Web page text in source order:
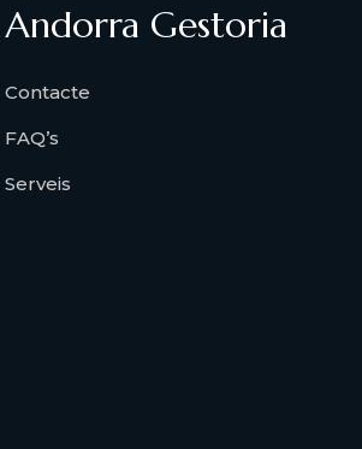
Andorra Gestoria
Contacte
FAQ’s
Serveis